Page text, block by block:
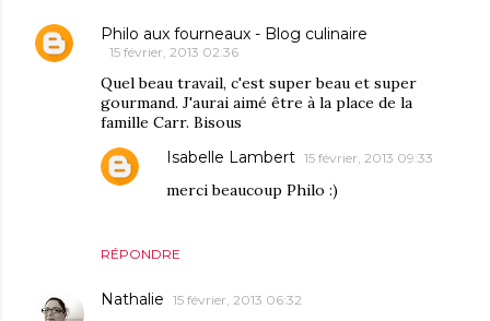
Philo aux fourneaux - Blog culinaire
15 février, 2013 02:36
Quel beau travail, c'est super beau et super
gourmand. J'aurai aimé être à la place de la
famille Carr. Bisous
RÉPONDRE
Isabelle Lambert 15 février, 2013 09:33
merci beaucoup Philo :)
Nathalie 15 février, 2013 06:32